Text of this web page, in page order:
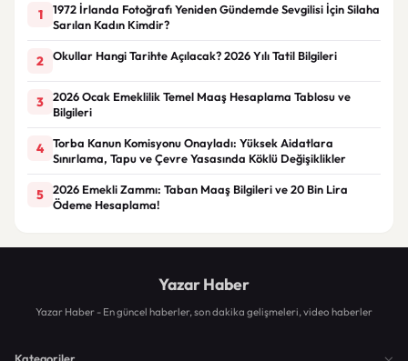
1
1972 İrlanda Fotoğrafı Yeniden Gündemde Sevgilisi İçin Silaha
Sarılan Kadın Kimdir?
2 Okullar Hangi Tarihte Açılacak? 2026 Yılı Tatil Bilgileri
3
2026 Ocak Emeklilik Temel Maaş Hesaplama Tablosu ve
Bilgileri
4
Torba Kanun Komisyonu Onayladı: Yüksek Aidatlara
Sınırlama, Tapu ve Çevre Yasasında Köklü Değişiklikler
5
2026 Emekli Zammı: Taban Maaş Bilgileri ve 20 Bin Lira
Ödeme Hesaplama!
Yazar Haber
Yazar Haber - En güncel haberler, son dakika gelişmeleri, video haberler
Kategoriler